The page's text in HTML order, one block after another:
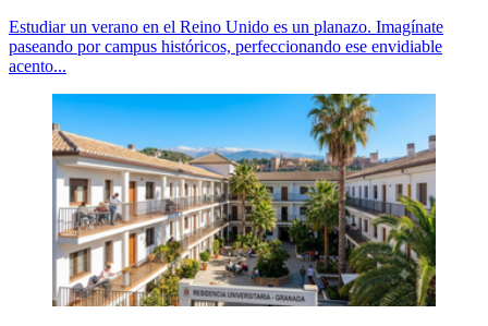
Estudiar un verano en el Reino Unido es un planazo. Imagínate
paseando por campus históricos, perfeccionando ese envidiable
acento...